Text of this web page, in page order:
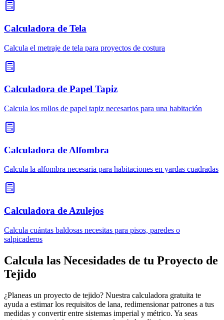
Calculadora de Tela
Calcula el metraje de tela para proyectos de costura
Calculadora de Papel Tapiz
Calcula los rollos de papel tapiz necesarios para una habitación
Calculadora de Alfombra
Calcula la alfombra necesaria para habitaciones en yardas cuadradas
Calculadora de Azulejos
Calcula cuántas baldosas necesitas para pisos, paredes o
salpicaderos
Calcula las Necesidades de tu Proyecto de
Tejido
¿Planeas un proyecto de tejido? Nuestra calculadora gratuita te
ayuda a estimar los requisitos de lana, redimensionar patrones a tus
medidas y convertir entre sistemas imperial y métrico. Ya seas